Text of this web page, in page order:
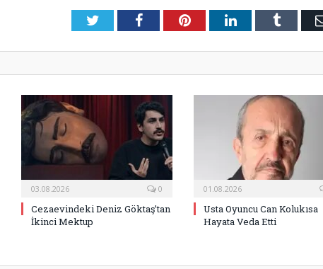
TwitterFacebookPinterestLinkedInTumblr
03.08.2026 0
Cezaevindeki Deniz Göktaş’tan
İkinci Mektup
01.08.2026
Usta Oyuncu Can Kolukısa
Hayata Veda Etti